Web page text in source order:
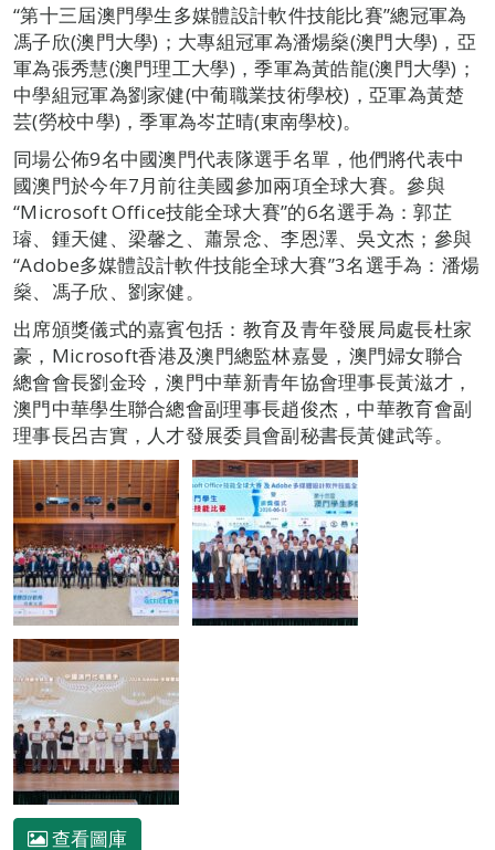
“第十三屆澳門學生多媒體設計軟件技能比賽”總冠軍為
馮子欣(澳門大學)；大專組冠軍為潘煬燊(澳門大學)，亞
軍為張秀慧(澳門理工大學)，季軍為黃皓龍(澳門大學)；
中學組冠軍為劉家健(中葡職業技術學校)，亞軍為黃楚
芸(勞校中學)，季軍為岑芷晴(東南學校)。
同場公佈9名中國澳門代表隊選手名單，他們將代表中
國澳門於今年7月前往美國參加兩項全球大賽。參與
“Microsoft Office技能全球大賽”的6名選手為：郭芷
璿、鍾天健、梁馨之、蕭景念、李恩澤、吳文杰；參與
“Adobe多媒體設計軟件技能全球大賽”3名選手為：潘煬
燊、馮子欣、劉家健。
出席頒獎儀式的嘉賓包括：教育及青年發展局處長杜家
豪，Microsoft香港及澳門總監林嘉曼，澳門婦女聯合
總會會長劉金玲，澳門中華新青年協會理事長黃滋才，
澳門中華學生聯合總會副理事長趙俊杰，中華教育會副
理事長呂吉實，人才發展委員會副秘書長黃健武等。
查看圖庫